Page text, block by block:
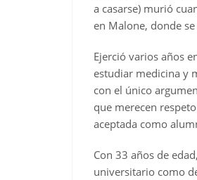
a casarse) murió
en Malone, donde
Ejerció varios años
estudiar medicina y
con el único
que merecen
aceptada como
Con 33 años de
universitario como